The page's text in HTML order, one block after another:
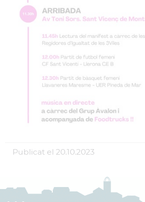
Publicat el 20.10.2023